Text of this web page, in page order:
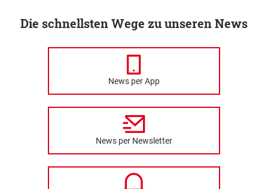
Die schnellsten Wege zu unseren News
News per App
News per Newsletter